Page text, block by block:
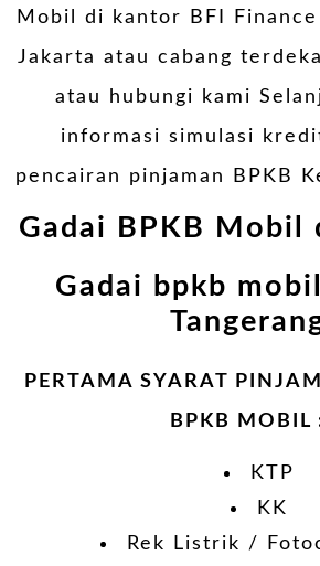
Mobil di kantor BFI
Jakarta atau cabang
atau hubungi kami
informasi simulasi
pencairan pinjaman BPKB
Gadai BPKB Mobil
Gadai bpkb
PERTAMA SYARAT
BPKB MOBIL
KTP
KK
Rek Listrik /